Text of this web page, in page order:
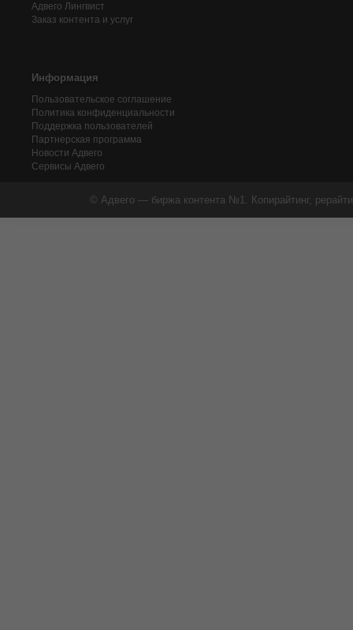
Адвего Лингвист
Заказ контента и услуг
Информация
Пользовательское соглашение
Политика конфиденциальности
Поддержка пользователей
Партнерская программа
Новости Адвего
Сервисы Адвего
© Адвего — биржа контента №1. Копирайтинг,